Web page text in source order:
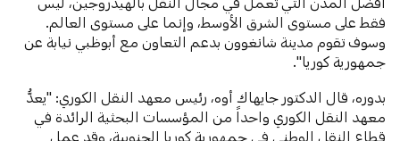
فقط على مستوى الشرق الأوسط، وإنما على مستوى العالم.
وسوف تقوم مدينة شانغوون بدعم التعاون مع أبوظبي نيابة عن
جمهورية كوريا".
بدوره، قال الدكتور جايهاك أوه، رئيس معهد النقل الكوري: "يعدُّ
معهد النقل الكوري واحداً من المؤسسات البحثية الرائدة في
قطاع النقل الوطني في جمهورية كوريا الجنوبية، وقد عمل